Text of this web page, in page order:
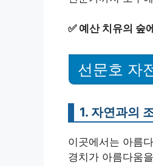
✅ 예산 치유의 숲
선문호 자
1. 자연과의
이곳에서는 아름
경치가 아름다움